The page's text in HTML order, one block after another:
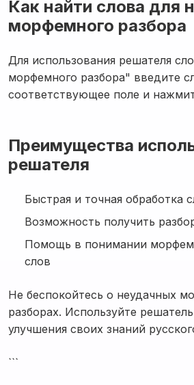
Как найти слова для
морфемного разбора
Для использования решателя
морфемного разбора" введите
соответствующее поле и
Преимущества
решателя
Быстрая и точная обработка
Возможность получить
Помощь в понимании
слов
Не беспокойтесь о неудачных
разборах. Используйте
улучшения своих знаний
```